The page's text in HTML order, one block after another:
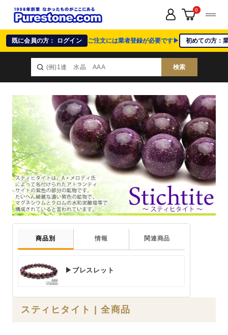
既に会員の方： ログイン ご注文には業者登録が必要です▶ 初めての方：
検索
0
商品別 情報 関連商品
▶ブレスレット
スティヒタイト | 全商品